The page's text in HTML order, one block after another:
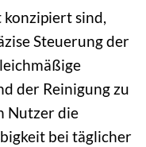
sind,
Steuerung der
der Reinigung zu
Nutzer die
bei täglicher